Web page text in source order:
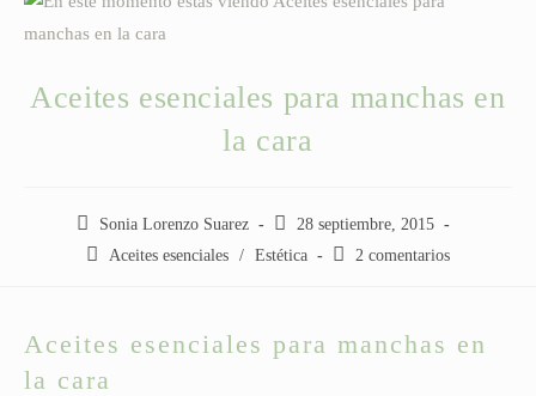
Aceites esenciales para manchas en
la cara
Autor
de
Sonia Lorenzo Suarez
Publicación
de
28 septiembre, 2015
Categoría
Aceites esenciales / Estética
Comentarios
2 comentarios
Aceites esenciales para manchas en
la cara